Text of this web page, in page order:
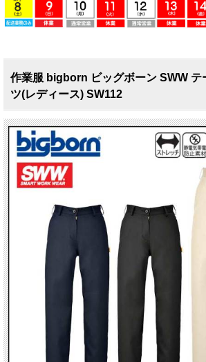
作業服 bigborn ビッグボーン SWW テ
ツ(レディース) SW112